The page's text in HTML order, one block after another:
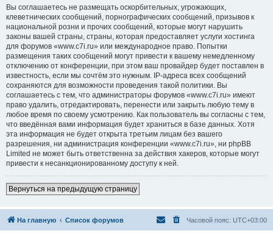
Вы соглашаетесь не размещать оскорбительных, угрожающих,
клеветнических сообщений, порнографических сообщений, призывов к
национальной розни и прочих сообщений, которые могут нарушить
законы вашей страны, страны, которая предоставляет услуги хостинга
для форумов «www.c7i.ru» или международное право. Попытки
размещения таких сообщений могут привести к вашему немедленному
отключению от конференции, при этом ваш провайдер будет поставлен в
известность, если мы сочтём это нужным. IP-адреса всех сообщений
сохраняются для возможности проведения такой политики. Вы
соглашаетесь с тем, что администраторы форумов «www.c7i.ru» имеют
право удалить, отредактировать, перенести или закрыть любую тему в
любое время по своему усмотрению. Как пользователь вы согласны с тем,
что введённая вами информация будет храниться в базе данных. Хотя
эта информация не будет открыта третьим лицам без вашего
разрешения, ни администрация конференции «www.c7i.ru», ни phpBB
Limited не может быть ответственна за действия хакеров, которые могут
привести к несанкционированному доступу к ней.
Вернуться на предыдущую страницу
На главную Список форумов Часовой пояс: UTC+03:00